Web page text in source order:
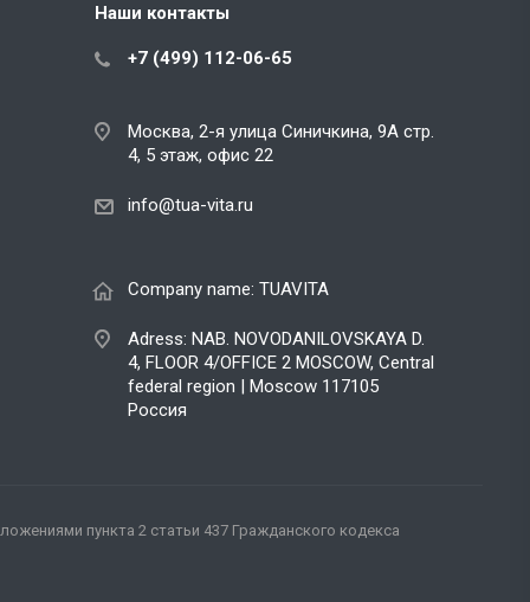
Наши контакты
+7 (499) 112-06-65
Москва, 2-я улица Синичкина, 9А стр.
4, 5 этаж, офис 22
info@tua-vita.ru
Company name: TUAVITA
Adress: NAB. NOVODANILOVSKAYA D.
4, FLOOR 4/OFFICE 2 MOSCOW, Central
federal region | Moscow 117105
Россия
пункта 2 статьи 437 Гражданского кодекса